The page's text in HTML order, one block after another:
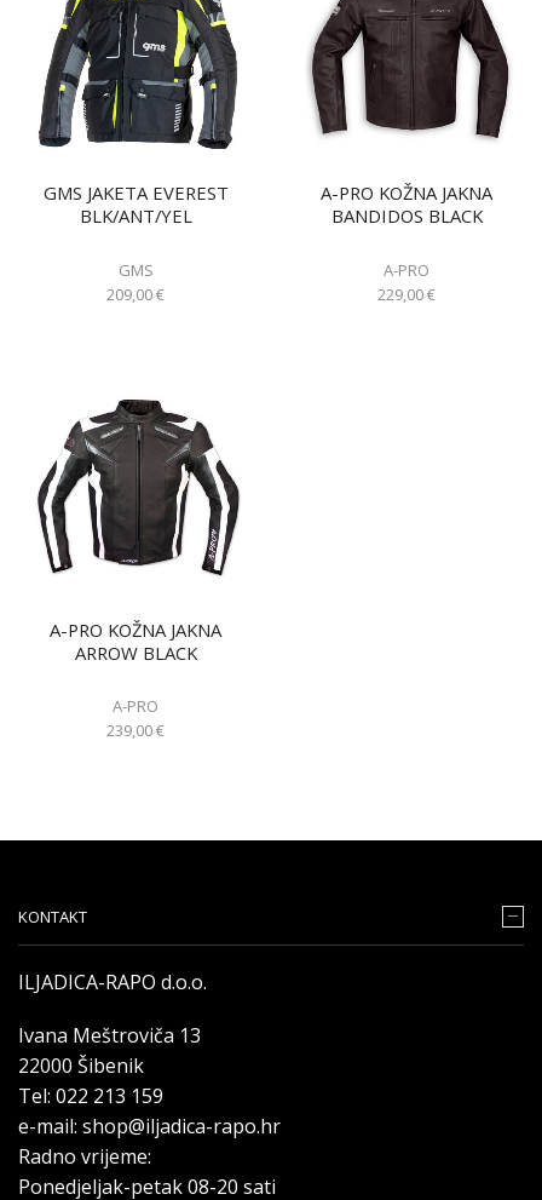
GMS JAKETA EVEREST
BLK/ANT/YEL
GMS
209,00€
A-PRO KOŽNA JAKNA
BANDIDOS BLACK
A-PRO
229,00€
A-PRO KOŽNA JAKNA
ARROW BLACK
A-PRO
239,00€
KONTAKT
ILJADICA-RAPO d.o.o.
Ivana Meštroviča 13
22000 Šibenik
Tel: 022 213 159
e-mail: shop@iljadica-rapo.hr
Radno vrijeme:
Ponedjeljak-petak 08-20 sati